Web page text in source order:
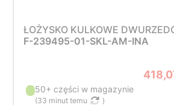
ŁOŻYSKO KULKOWE
F-239495-01-SKL-AM-INA
50+ części w magazynie
(33 minut temu )